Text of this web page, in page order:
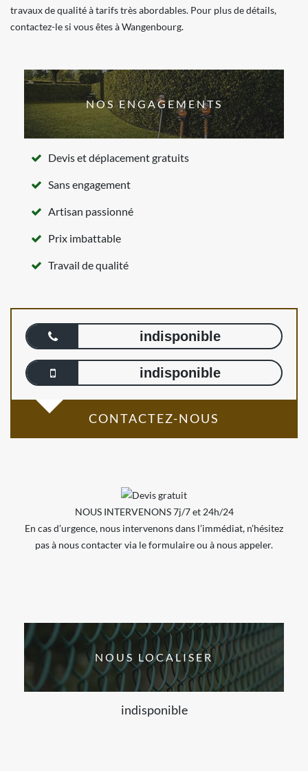
travaux de qualité à tarifs très abordables. Pour plus de détails,
contactez-le si vous êtes à Wangenbourg.
NOS ENGAGEMENTS
Devis et déplacement gratuits
Sans engagement
Artisan passionné
Prix imbattable
Travail de qualité
indisponible
indisponible
CONTACTEZ-NOUS
NOUS INTERVENONS 7j/7 et 24h/24
En cas d’urgence, nous intervenons dans l’immédiat, n’hésitez
pas à nous contacter via le formulaire ou à nous appeler.
NOUS LOCALISER
indisponible